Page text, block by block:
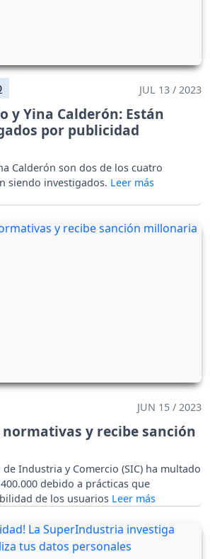
JUL 13 / 2023
y Yina Calderón: Están
por publicidad
Calderón son dos de los cuatro
siendo investigados.
JUN 15 / 2023
y recibe sanción
Industria y Comercio (SIC) ha multado
debido a prácticas que
de los usuarios